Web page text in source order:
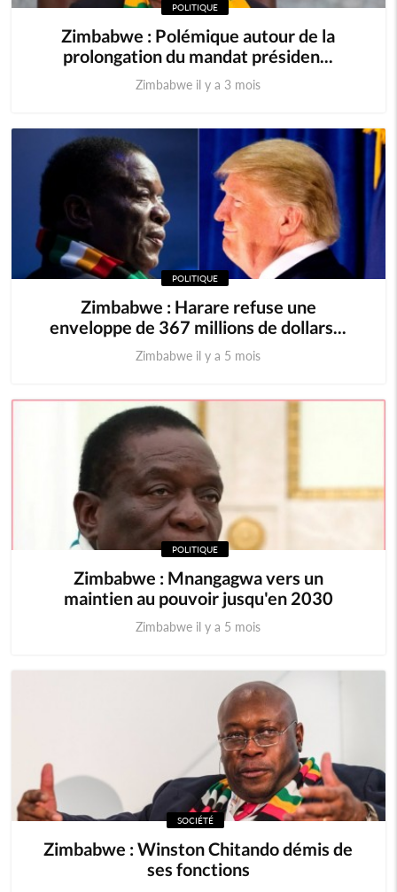
POLITIQUE
Zimbabwe : Polémique autour de la
prolongation du mandat présiden...
Zimbabwe il y a 3 mois
POLITIQUE
Zimbabwe : Harare refuse une
enveloppe de 367 millions de dollars...
Zimbabwe il y a 5 mois
POLITIQUE
Zimbabwe : Mnangagwa vers un
maintien au pouvoir jusqu'en 2030
Zimbabwe il y a 5 mois
SOCIÉTÉ
Zimbabwe : Winston Chitando démis de
ses fonctions